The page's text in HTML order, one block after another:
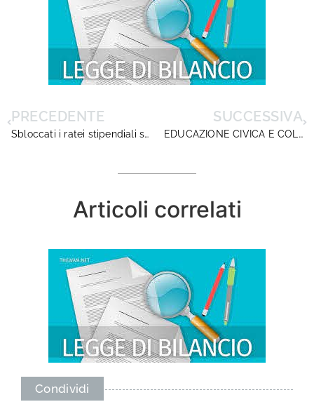
PRECEDENTE
Sbloccati i ratei stipendiali sulle supplenze Covid…ma…che fine hanno fatto le relazioni sindacali?
SUCCESSIVA
EDUCAZIONE CIVICA E COLLABORAZIONI CON IL TERRITORIO
Articoli correlati
Condividi